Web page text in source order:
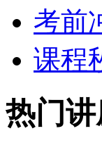
考前
课程
热门